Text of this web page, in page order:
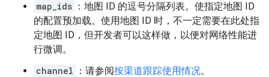
map_ids ：地图 ID 的逗号分隔列表。使指定地图 ID
的配置预加载。使用地图 ID 时，不一定需要在此处指
定地图 ID，但开发者可以这样做，以便对网络性能进
行微调。
channel
：请参阅按渠道跟踪使用情况。